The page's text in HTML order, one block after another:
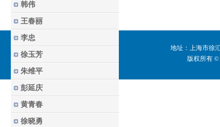
韩伟
王春丽
李忠
徐玉芳
朱维平
彭延庆
黄青春
徐晓勇
地址：上海市徐
版权所有 ©